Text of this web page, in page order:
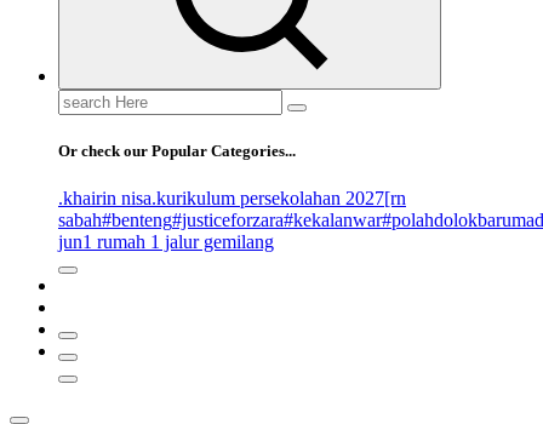
Search
for:
Or check our Popular Categories...
.khairin nisa.kurikulum persekolahan 2027[rn
sabah#benteng#justiceforzara#kekalanwar
jun1 rumah 1 jalur gemilang